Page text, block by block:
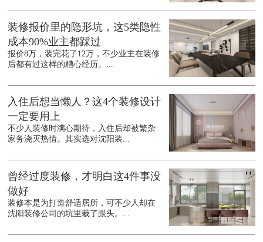
装修报价里的隐形坑，这5类隐性
成本90%业主都踩过
报价8万，装完花了12万，不少业主在装修
后都有过这样的糟心经历。...
入住后想当懒人？这4个装修设计
一定要用上
不少人装修时满心期待，入住后却被繁杂
家务浇灭热情。其实选对沈阳装...
曾经过度装修，才明白这4件事没
做好
装修本是为打造舒适居所，可不少人却在
沈阳装修公司的坑里栽了跟头。...